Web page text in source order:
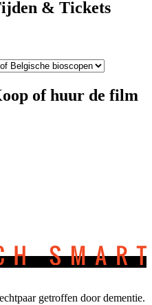
& Tickets
of huur de film
getroffen door dementie.